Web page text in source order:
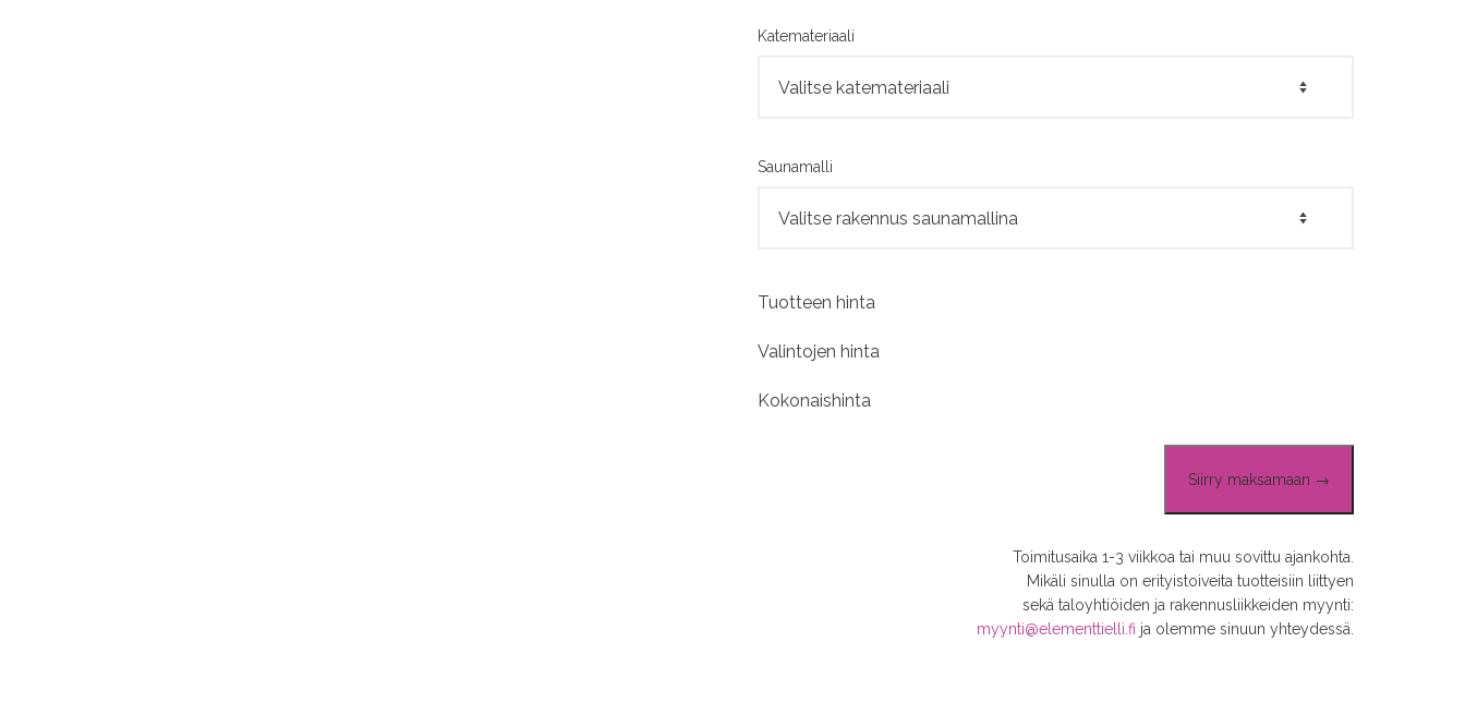
Katemateriaali
Saunamalli
Tuotteen hinta
Valintojen hinta
Kokonaishinta
Siirry maksamaan →
Toimitusaika 1-3 viikkoa tai muu sovittu ajankohta.
Mikäli sinulla on erityistoiveita tuotteisiin liittyen
sekä taloyhtiöiden ja rakennusliikkeiden myynti:
myynti@elementtielli.fi ja olemme sinuun yhteydessä.